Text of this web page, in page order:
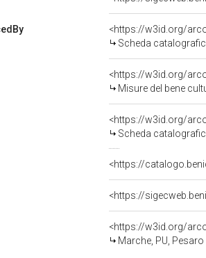
<https://w3id.org/
Scheda
<https://w3id.org/
Misure del bene
<https://w3id.org/
Scheda
<https://
<https://
<https://w3id.org/
Marche, PU, Pesaro